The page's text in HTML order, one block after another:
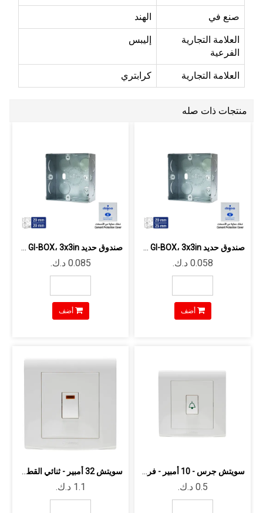
صنع في الهند
العلامة التجارية
الفرعية
إليبس
العلامة التجارية كرابتري
منتجات ذات صله
أضف أضف
سويتش 32 أمبير - ثنائي القطب - مع لبم...